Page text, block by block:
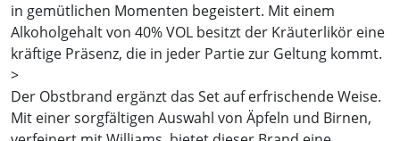
in gemütlichen Momenten begeistert. Mit einem
Alkoholgehalt von 40% VOL besitzt der Kräuterlikör eine
kräftige Präsenz, die in jeder Partie zur Geltung kommt.
>
Der Obstbrand ergänzt das Set auf erfrischende Weise.
Mit einer sorgfältigen Auswahl von Äpfeln und Birnen,